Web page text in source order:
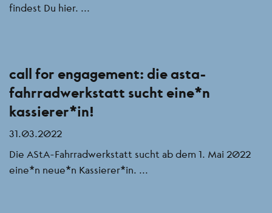
findest Du hier. ...
call for engagement: die asta-
fahrradwerkstatt sucht eine*n
kassierer*in!
31.03.2022
Die AStA-Fahrradwerkstatt sucht ab dem 1. Mai 2022
eine*n neue*n Kassierer*in. ...